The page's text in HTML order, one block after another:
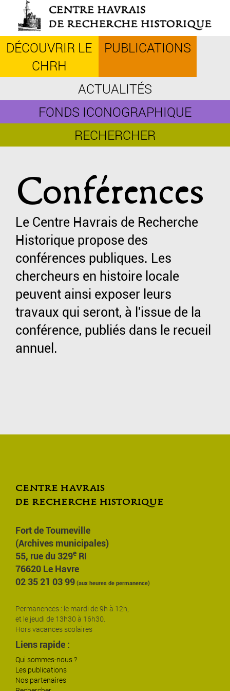
contenu
principal
DÉCOUVRIR LE
CHRH
PUBLICATIONS
ACTUALITÉS
FONDS ICONOGRAPHIQUE
RECHERCHER
Conférences
Le Centre Havrais de Recherche
Historique propose des
conférences publiques. Les
chercheurs en histoire locale
peuvent ainsi exposer leurs
travaux qui seront, à l'issue de la
conférence, publiés dans le recueil
annuel.
centre havrais
de recherche historique
Fort de Tourneville
(Archives municipales)
55, rue du 329e RI
76620 Le Havre
02 35 21 03 99 (aux heures de permanence)
Permanences : le mardi de 9h à 12h,
et le jeudi de 13h30 à 16h30.
Hors vacances scolaires
Liens rapide :
Qui sommes-nous ?
Les publications
Nos partenaires